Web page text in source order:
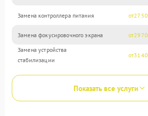
Замена контроллера питания 2750
Замена фокусировочного экрана 2970
Замена устройства
стабилизации
3140
Показать все услуги